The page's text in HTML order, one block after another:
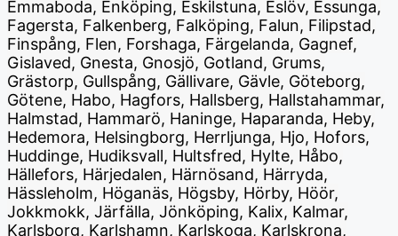
Emmaboda, Enköping, Eskilstuna, Eslöv, Essunga,
Fagersta, Falkenberg, Falköping, Falun, Filipstad,
Finspång, Flen, Forshaga, Färgelanda, Gagnef,
Gislaved, Gnesta, Gnosjö, Gotland, Grums,
Grästorp, Gullspång, Gällivare, Gävle, Göteborg,
Götene, Habo, Hagfors, Hallsberg, Hallstahammar,
Halmstad, Hammarö, Haninge, Haparanda, Heby,
Hedemora, Helsingborg, Herrljunga, Hjo, Hofors,
Huddinge, Hudiksvall, Hultsfred, Hylte, Håbo,
Hällefors, Härjedalen, Härnösand, Härryda,
Hässleholm, Höganäs, Högsby, Hörby, Höör,
Jokkmokk, Järfälla, Jönköping, Kalix, Kalmar,
Karlsborg, Karlshamn, Karlskoga, Karlskrona,